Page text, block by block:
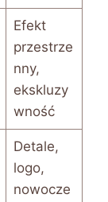
Efekt
przestrze
nny,
ekskluzy
wność
Detale,
logo,
nowocze